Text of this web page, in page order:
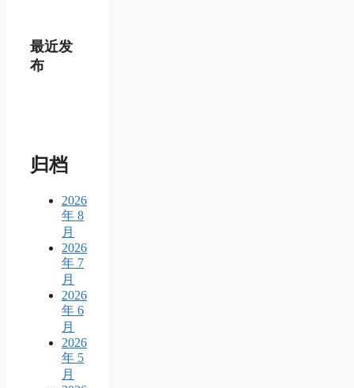
最近发
布
归档
2026
年 8
月
2026
年 7
月
2026
年 6
月
2026
年 5
月